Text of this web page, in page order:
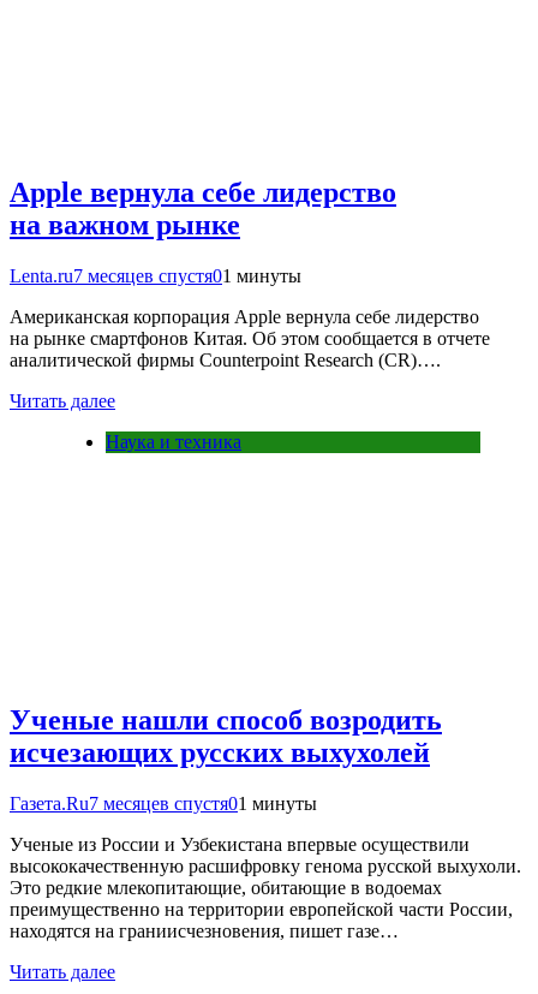
Apple вернула себе лидерство
на важном рынке
Lenta.ru7 месяцев спустя01 минуты
Американская корпорация Apple вернула себе лидерство
на рынке смартфонов Китая. Об этом сообщается в отчете
аналитической фирмы Counterpoint Research (CR)….
Читать далее
Наука и техника
Ученые нашли способ возродить
исчезающих русских выхухолей
Газета.Ru7 месяцев спустя01 минуты
Ученые из России и Узбекистана впервые осуществили
высококачественную расшифровку генома русской выхухоли.
Это редкие млекопитающие, обитающие в водоемах
преимущественно на территории европейской части России,
находятся на граниисчезновения, пишет газе…
Читать далее